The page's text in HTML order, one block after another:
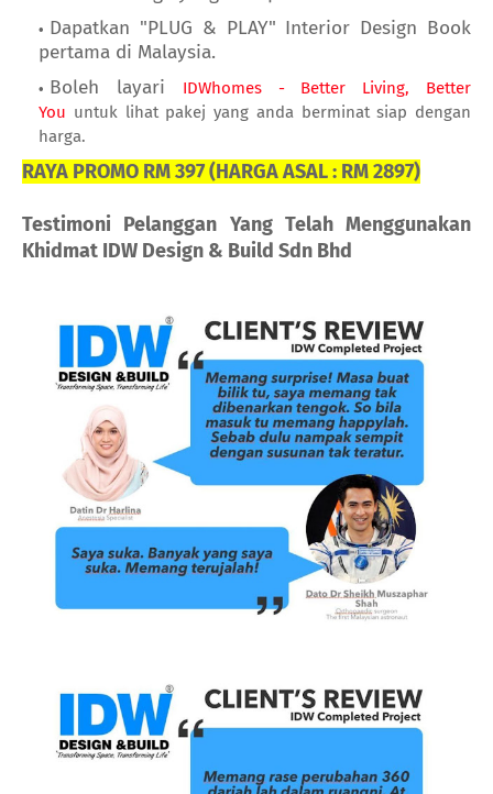
Dapatkan "PLUG & PLAY" Interior Design Book
pertama di Malaysia.
Boleh layari
IDWhomes - Better Living, Better
You untuk lihat pakej yang anda berminat siap dengan
harga.
RAYA PROMO RM 397 (HARGA ASAL : RM 2897)
Testimoni Pelanggan Yang Telah Menggunakan
Khidmat IDW Design & Build Sdn Bhd